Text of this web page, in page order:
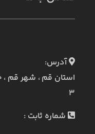
آدرس:
۳
شماره ثابت :